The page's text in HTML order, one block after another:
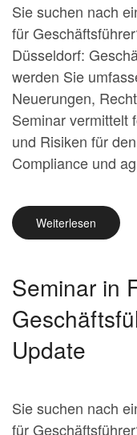
Sie suchen nach
für
Düsseldorf:
werden Sie
Neuerungen,
Seminar vermittelt
und Risiken für
Compliance und
Weiterlesen
Seminar in
Update
Sie suchen nach
für